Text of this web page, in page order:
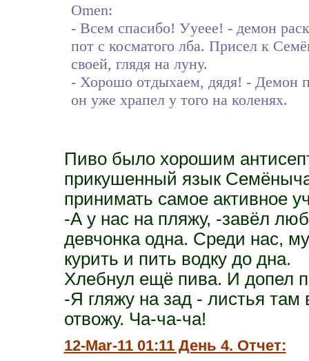
Omen:
- Всем спасибо! Ууеее! - демон
пот с косматого лба. Присел к
своей, глядя на луну.
- Хорошо отдыхаем, дядя! - Демон
он уже храпел у того на коленях.
Пиво было хорошим
прикушенный язык
принимать самое активное
-А у нас на пляжу, -завёл
девчонка одна. Среди нас,
курить и пить водку до дна.
Хлебнул ещё пива. И допел
-Я гляжу на зад - листья там
отвожу. Ча-ча-ча!
12-Mar-11 01:11 День 4. Отчет: